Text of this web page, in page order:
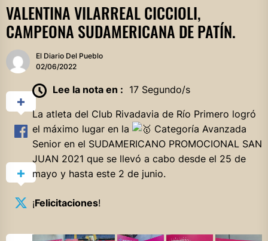
VALENTINA VILARREAL CICCIOLI,
CAMPEONA SUDAMERICANA DE PATÍN.
El Diario Del Pueblo
02/06/2022
Lee la nota en : 17 Segundo/s
La atleta del Club Rivadavia de Río Primero logró
el máximo lugar en la
Categoría Avanzada
Senior en el SUDAMERICANO PROMOCIONAL SAN
JUAN 2021 que se llevó a cabo desde el 25 de
mayo y hasta este 2 de junio.
¡Felicitaciones!